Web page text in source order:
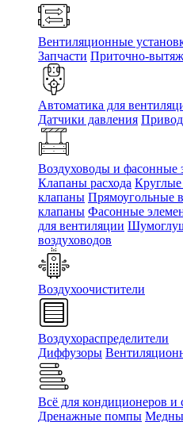
Вентиляционные
Запчасти Приточно-
Автоматика для
Датчики давления
Воздуховоды и фасонные
Клапаны расхода Круглые
клапаны Прямоугольные
клапаны Фасонные
для вентиляции
воздуховодов
Воздухоочистители
Воздухораспределители
Диффузоры
Всё для кондиционеров и
Дренажные помпы